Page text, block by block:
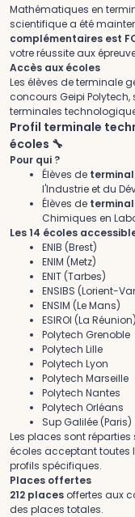
Mathématiques en
scientifique a été
complémentaires est
votre réussite aux
Accès aux écoles
Les élèves de terminale
concours Geipi
terminales
Profil terminale
écoles 🔧
Pour qui ?
Élèves de
l'Industrie et du
Élèves de
Chimiques en
Les 14 écoles
ENIB (Brest)
ENIM (Metz)
ENIT (Tarbes)
ENSIBS (Lorient-
ENSIM (Le Mans)
ESIROI (La Réunion)
Polytech Grenoble
Polytech Lille
Polytech Lyon
Polytech Marseille
Polytech Nantes
Polytech Orléans
Sup Galilée (Paris)
Les places sont réparties
écoles acceptant toutes
profils spécifiques.
Places offertes
212 places offertes aux
des places totales.